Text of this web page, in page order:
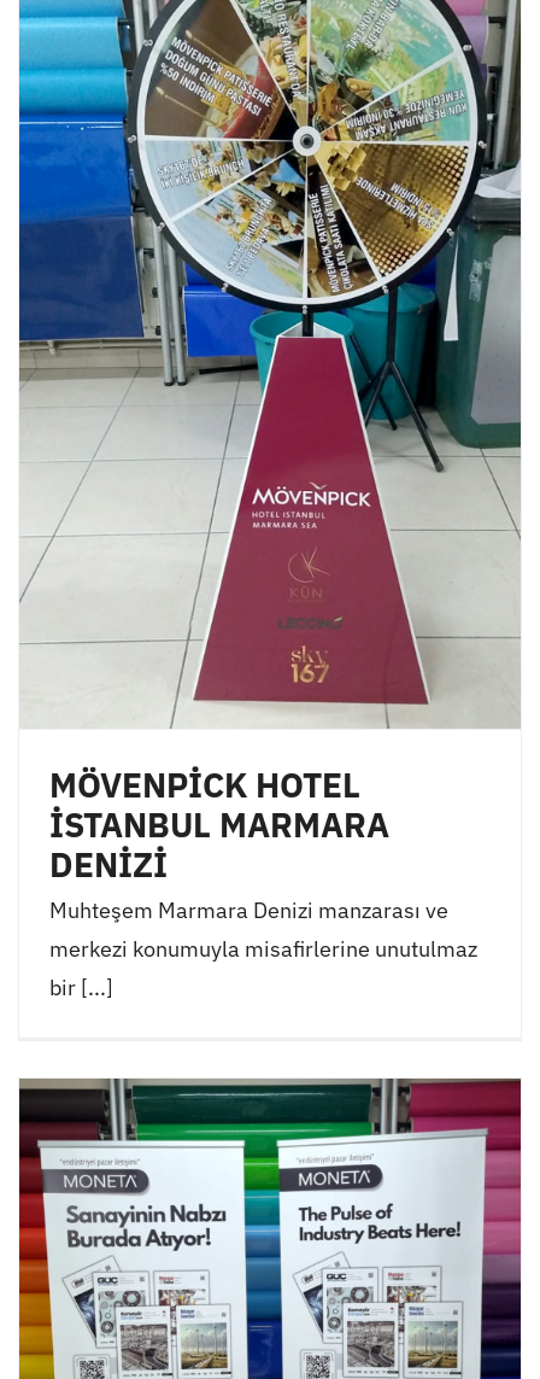
MÖVENPİCK HOTEL
İSTANBUL MARMARA
DENİZİ
Muhteşem Marmara Denizi manzarası ve
merkezi konumuyla misafirlerine unutulmaz
bir [...]